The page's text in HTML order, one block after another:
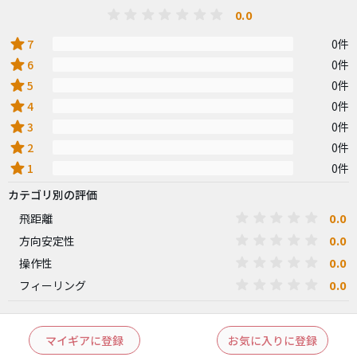
0.0
star 7 0件
star 6 0件
star5 0件
star4 0件
star3 0件
star 2 0件
star 1
0件
カテゴリ別の評価
飛距離
0.0
方向安定性 0.0
操作性 0.0
フィーリング 0.0
マイギアに登録 お気に入りに登録